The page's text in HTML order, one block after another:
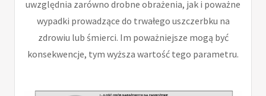
uwzględnia zarówno drobne obrażenia, jak i poważne
wypadki prowadzące do trwałego uszczerbku na
zdrowiu lub śmierci. Im poważniejsze mogą być
konsekwencje, tym wyższa wartość tego parametru.